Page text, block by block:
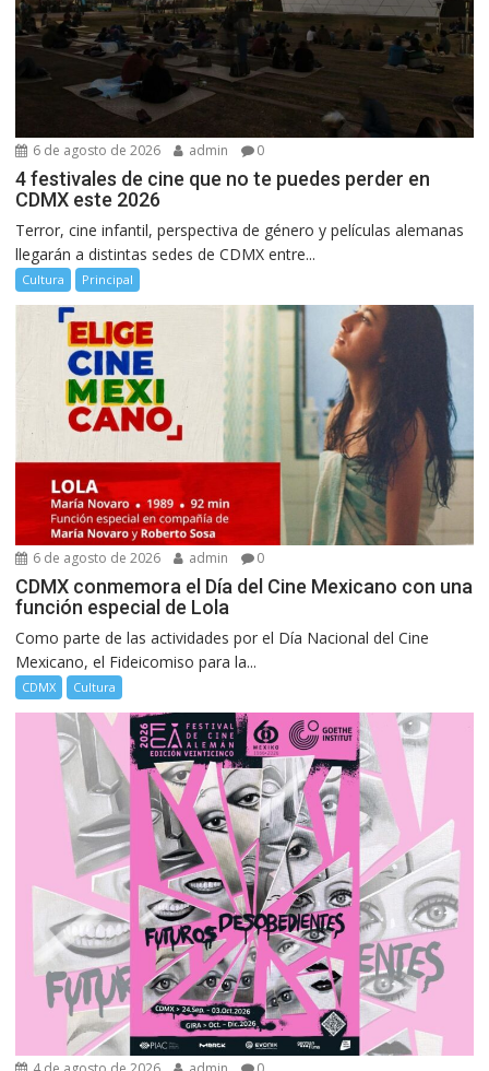
6 de agosto de 2026 admin 0
4 festivales de cine que no te puedes perder en
CDMX este 2026
Terror, cine infantil, perspectiva de género y películas alemanas
llegarán a distintas sedes de CDMX entre...
Cultura Principal
6 de agosto de 2026 admin 0
CDMX conmemora el Día del Cine Mexicano con una
función especial de Lola
Como parte de las actividades por el Día Nacional del Cine
Mexicano, el Fideicomiso para la...
CDMX Cultura